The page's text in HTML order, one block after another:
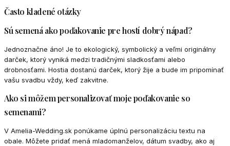
Často kladené otázky
Sú semená ako poďakovanie pre hostí dobrý nápad?
Jednoznačne áno! Je to ekologický, symbolický a veľmi originálny
darček, ktorý vyniká medzi tradičnými sladkosťami alebo
drobnosťami. Hostia dostanú darček, ktorý žije a bude im pripomínať
vašu svadbu vždy, keď zakvitne.
Ako si môžem personalizovať moje poďakovanie so
semenami?
V Amelia-Wedding.sk ponúkame úplnú personalizáciu textu na
obale. Môžete pridať mená mladomanželov, dátum svadby, ako aj